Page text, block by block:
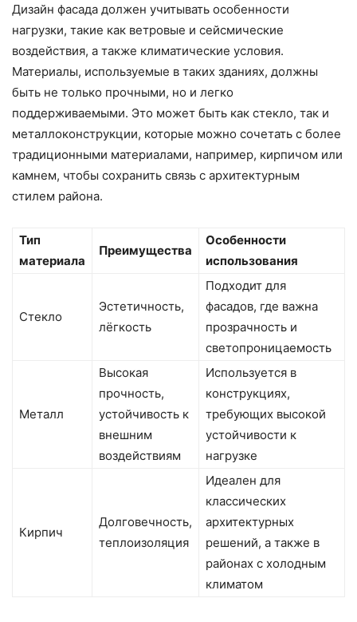
Дизайн фасада должен учитывать особенности
нагрузки, такие как ветровые и сейсмические
воздействия, а также климатические условия.
Материалы, используемые в таких зданиях, должны
быть не только прочными, но и легко
поддерживаемыми. Это может быть как стекло, так и
металлоконструкции, которые можно сочетать с более
традиционными материалами, например, кирпичом или
камнем, чтобы сохранить связь с архитектурным
стилем района.
Тип
материала
Преимущества
Особенности
использования
Стекло
Эстетичность,
лёгкость
Подходит для
фасадов, где важна
прозрачность и
светопроницаемость
Металл
Высокая
прочность,
устойчивость к
внешним
воздействиям
Используется в
конструкциях,
требующих высокой
устойчивости к
нагрузке
Кирпич
Долговечность,
теплоизоляция
Идеален для
классических
архитектурных
решений, а также в
районах с холодным
климатом